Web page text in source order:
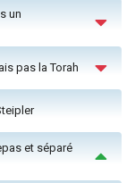
un
pas la Torah
et séparé